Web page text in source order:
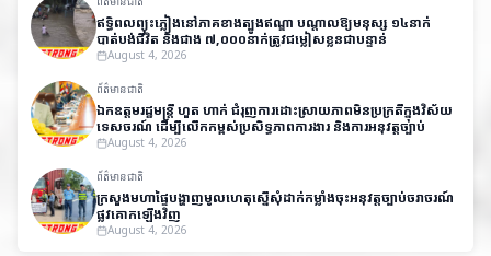
ឥទ្ធិពលព្យុះភ្លៀងនៅភាគខាងត្បូងឥណ្ឌា បណ្តាលឱ្យមនុស្ស ១៤នាក់
បាត់បង់ជីវិត និងជាង ៧,០០០នាក់ត្រូវជម្លៀសខ្លួនជាបន្ទាន់
August 4, 2026
ព័ត៌មានជាតិ
ឯកឧត្តមរដ្ឋមន្ត្រី ហួត ហាក់ ជំរុញការដោះស្រាយភាពមិនប្រក្រតីក្នុងវិស័យ
ទេសចរណ៍ ដើម្បីលើកកម្ពស់ប្រសិទ្ធភាពការងារ និងការអនុវត្តច្បាប់
August 4, 2026
ព័ត៌មានជាតិ
ក្រសួងមហាផ្ទៃបង្ហាញមូលហេតុស្នើសុំដាក់កម្លាំងចុះអនុវត្តច្បាប់ចរាចរណ៍
ផ្លូវគោកឡើងវិញ
August 4, 2026